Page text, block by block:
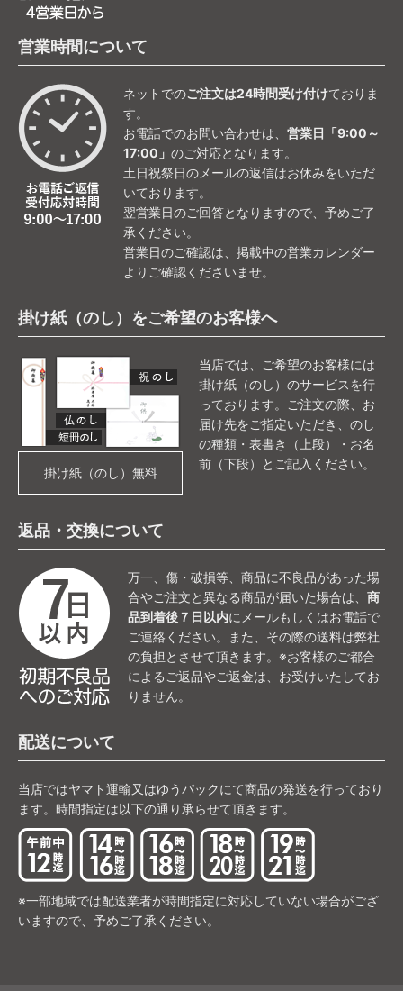
営業時間について
ネットでのご注文は24時間受け付けておりま
す。
お電話でのお問い合わせは、 営業日「9:00～
17:00」 のご対応となります。
土日祝祭日のメールの返信はお休みをいただ
いております。
翌営業日のご回答となりますので、予めご了
承ください。
営業日のご確認は、掲載中の営業カレンダー
よりご確認くださいませ。
掛け紙（のし）をご希望のお客様へ
掛け紙（のし）無料
当店では、ご希望のお客様には
掛け紙（のし）のサービスを行
っております。ご注文の際、お
届け先をご指定いただき、のし
の種類・表書き（上段）・お名
前（下段）とご記入ください。
返品・交換について
万一、傷・破損等、商品に不良品があった場
合やご注文と異なる商品が届いた場合は、 商
品到着後７日以内にメールもしくはお電話で
ご連絡ください。また、その際の送料は弊社
の負担とさせて頂きます。※お客様のご都合
によるご返品やご返金は、お受けいたしてお
りません。
配送について
当店ではヤマト運輸又はゆうパックにて商品の発送を行っており
ます。時間指定は以下の通り承らせて頂きます。
※一部地域では配送業者が時間指定に対応していない場合がござ
いますので、予めご了承ください。